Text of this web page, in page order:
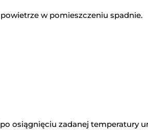
w pomieszczeniu spadnie.
osiągnięciu zadanej temperatury